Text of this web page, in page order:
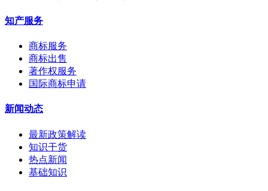
知产服务
商标服务
商标出售
著作权服务
国际商标申请
新闻动态
最新政策解读
知识干货
热点新闻
基础知识